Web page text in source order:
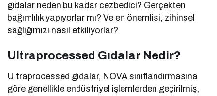
gıdalar neden bu kadar cezbedici? Gerçekten
bağımlılık yapıyorlar mı? Ve en önemlisi, zihinsel
sağlığımızı nasıl etkiliyorlar?
Ultraprocessed Gıdalar Nedir?
Ultraprocessed gıdalar, NOVA sınıflandırmasına
göre genellikle endüstriyel işlemlerden geçirilmiş,